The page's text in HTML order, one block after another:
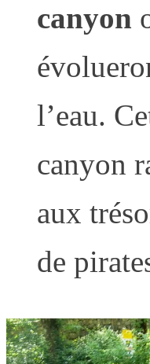
canyon
l’eau.
canyon
aux
de